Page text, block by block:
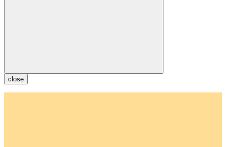
close